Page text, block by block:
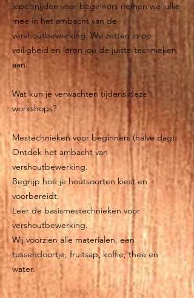
lepelsnijden voor beginners nemen we jullie
mee in het ambacht van de
vershoutbewerking. We zetten in op
veiligheid en leren jou de juiste technieken
aan.
Wat kun je verwachten tijdens deze
workshops?
Mestechnieken voor beginners (halve dag):
Ontdek het ambacht van
vershoutbewerking.
Begrijp hoe je houtsoorten kiest en
voorbereidt.
Leer de basismestechnieken voor
vershoutbewerking.
Wij voorzien alle materialen, een
tussendoortje, fruitsap, koffie, thee en
water.